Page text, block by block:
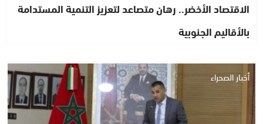
الاقتصاد الأخضر.. رهان متصاعد لتعزيز التنمية المستدامة
بالأقاليم الجنوبية
أخبار الصحراء